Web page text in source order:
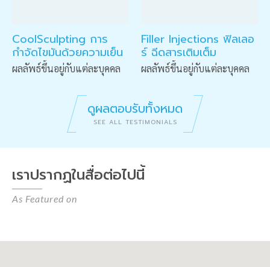
CoolSculpting การ
กำจัดไขมันด้วยความเย็น
ผลลัพธ์ขึ้นอยู่กับแต่ละบุคคล
Filler Injections ฟิลเลอ
ร์ ฉีดสารเติมเต็ม
ผลลัพธ์ขึ้นอยู่กับแต่ละบุคคล
ดูผลตอบรับทั้งหมด
SEE ALL TESTIMONIALS
เราปรากฏในสื่อต่อไปนี้
As Featured on